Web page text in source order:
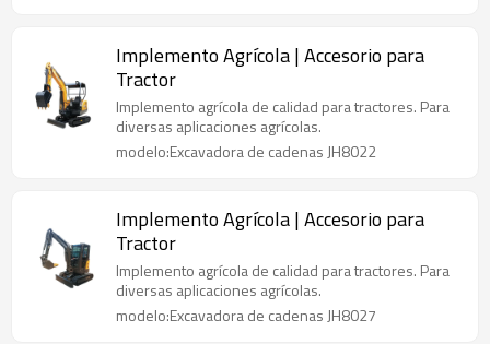
Implemento Agrícola | Accesorio para
Tractor
Implemento agrícola de calidad para tractores. Para
diversas aplicaciones agrícolas.
modelo:Excavadora de cadenas JH8022
Implemento Agrícola | Accesorio para
Tractor
Implemento agrícola de calidad para tractores. Para
diversas aplicaciones agrícolas.
modelo:Excavadora de cadenas JH8027